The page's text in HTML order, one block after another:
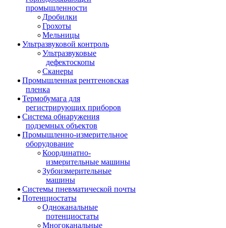
промышленности
Дробилки
Грохоты
Мельницы
Ультразвуковой контроль
Ультразвуковые
дефектоскопы
Сканеры
Промышленная рентгеновская
пленка
Термобумага для
регистрирующих приборов
Система обнаружения
подземных объектов
Промышленно-измерительное
оборудование
Координатно-
измерительные машины
Зубоизмерительные
машины
Системы пневматической почты
Потенциостаты
Одноканальные
потенциостаты
Многоканальные